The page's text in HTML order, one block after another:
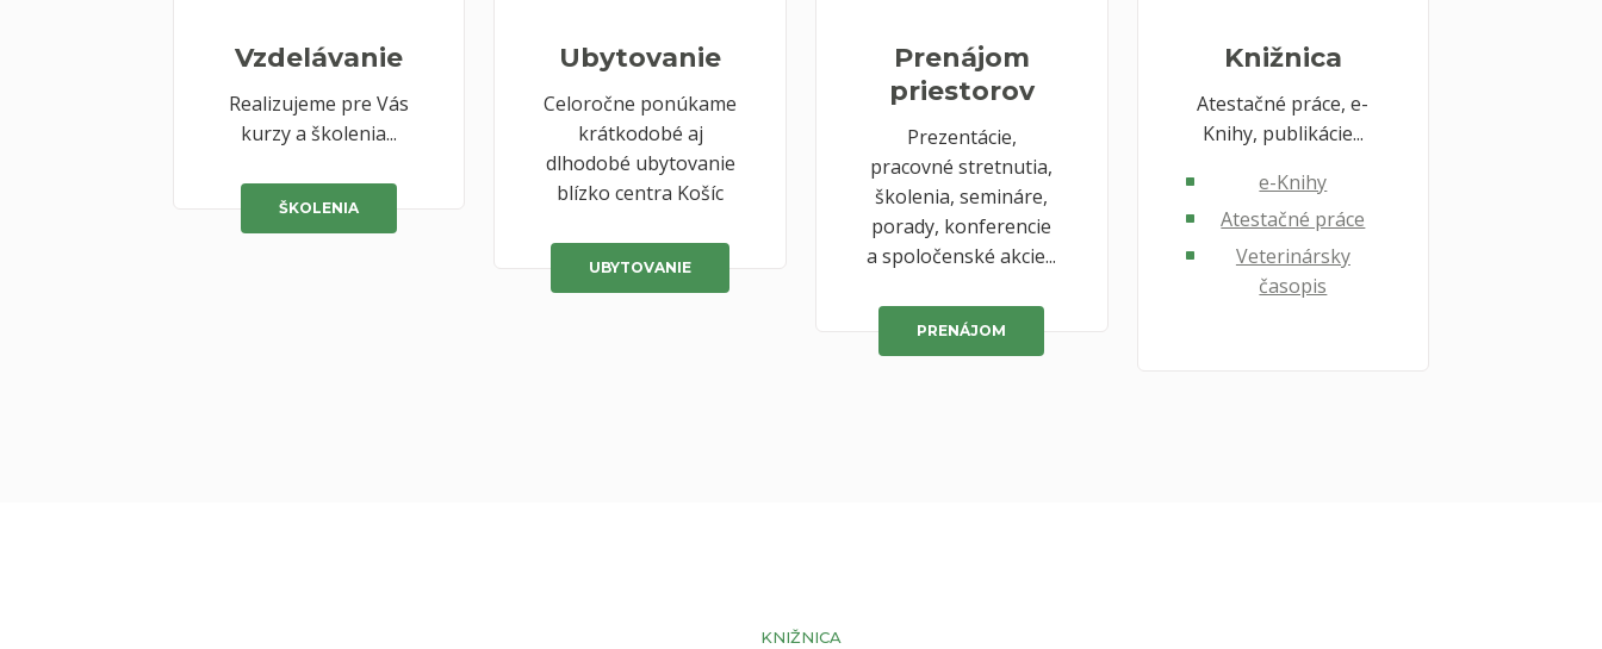
Vzdelávanie
Realizujeme pre Vás
kurzy a školenia...
ŠKOLENIA
Ubytovanie
Celoročne ponúkame
krátkodobé aj
dlhodobé ubytovanie
blízko centra Košíc
UBYTOVANIE
Prenájom
priestorov
Prezentácie,
pracovné stretnutia,
školenia, semináre,
porady, konferencie
a spoločenské akcie...
PRENÁJOM
Knižnica
Atestačné práce, e-
Knihy, publikácie...
e-Knihy
Atestačné práce
Veterinársky
časopis
KNIŽNICA